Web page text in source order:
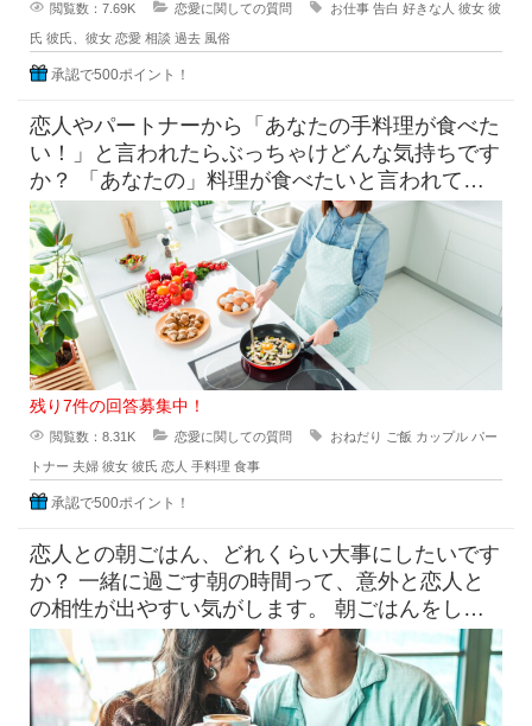
閲覧数：7.69K 恋愛に関しての質問 お仕事 告白 好きな人 彼女 彼
氏 彼氏、彼女 恋愛 相談 過去 風俗
承認で500ポイント！
恋人やパートナーから「あなたの手料理が食べた
い！」と言われたらぶっちゃけどんな気持ちです
か？ 「あなたの」料理が食べたいと言われて素
直に嬉しいという気持ち
残り7件の回答募集中！
閲覧数：8.31K 恋愛に関しての質問 おねだり ご飯 カップル パー
トナー 夫婦 彼女 彼氏 恋人 手料理 食事
承認で500ポイント！
恋人との朝ごはん、どれくらい大事にしたいです
か？ 一緒に過ごす朝の時間って、意外と恋人と
の相性が出やすい気がします。 朝ごはんをしっ
かり食べたい派と、ギリギ